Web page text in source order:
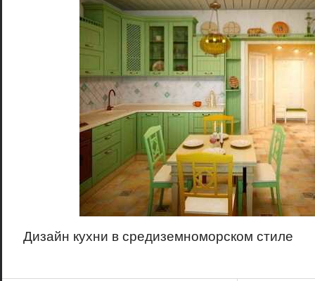
Дизайн кухни в средиземноморском стиле